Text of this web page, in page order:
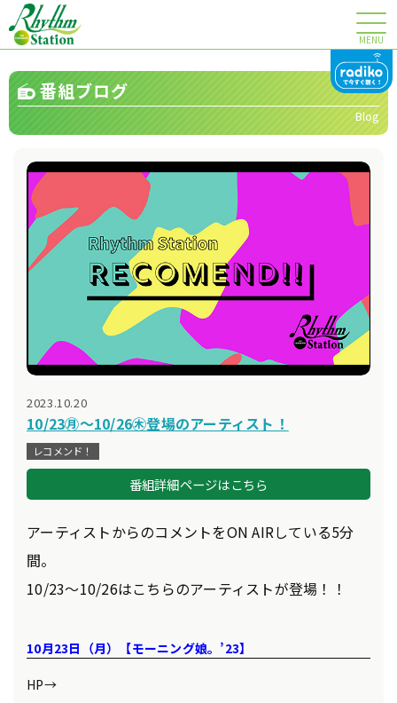
MENU
番組ブログ
Blog
2023.10.20
10/23㊊～10/26㊍登場のアーティスト！
レコメンド！
番組詳細ページはこちら
アーティストからのコメントをON AIRしている5分
間。
10/23～10/26はこちらのアーティストが登場！！
10月23日（月）【モーニング娘。’23】
HP→